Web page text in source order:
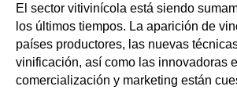
El sector vitivinícola está siendo
los últimos tiempos. La aparición de
países productores, las nuevas
vinificación, así como las innovadoras
comercialización y marketing están